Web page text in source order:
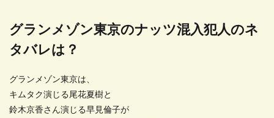
グランメゾン東京のナッツ混入犯人のネ
タバレは？
グランメゾン東京は、
キムタク演じる尾花夏樹と
鈴木京香さん演じる早見倫子が